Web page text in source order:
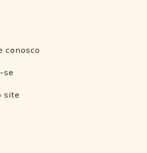
conosco
se
site